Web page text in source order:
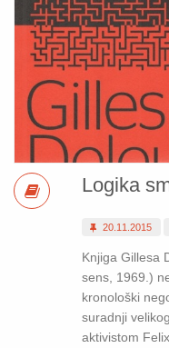
Logika
20.11.2015
Knjiga Gillesa
sens, 1969.)
kronološki
suradnji
aktivistom